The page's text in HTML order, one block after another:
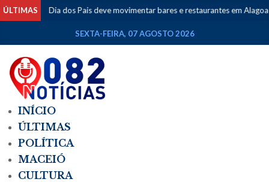
ÚLTIMASDia dos Pais deve movimentar bares e restaurantes em Alagoas
SEXTA-FEIRA, 07 AGOSTO 2026
INÍCIO
ÚLTIMAS
POLÍTICA
MACEIÓ
CULTURA